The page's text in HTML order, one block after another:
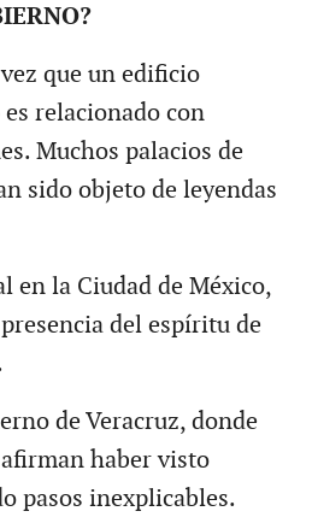
que un edificio
relacionado con
Muchos palacios de
sido objeto de leyendas
en la Ciudad de México,
del espíritu de
de Veracruz, donde
haber visto
pasos inexplicables.